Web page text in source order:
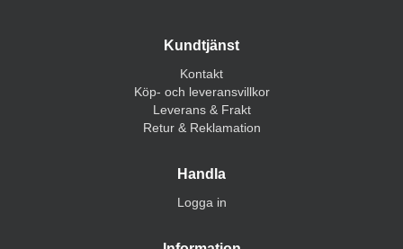
Kundtjänst
Kontakt
Köp- och leveransvillkor
Leverans & Frakt
Retur & Reklamation
Handla
Logga in